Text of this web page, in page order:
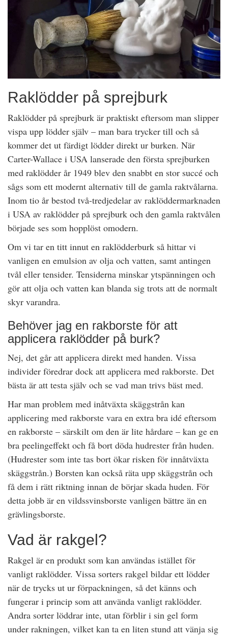
Raklödder på sprejburk
Raklödder på sprejburk är praktiskt eftersom man slipper
vispa upp lödder själv – man bara trycker till och så
kommer det ut färdigt lödder direkt ur burken. När
Carter-Wallace i USA lanserade den första sprejburken
med raklödder år 1949 blev den snabbt en stor succé och
sågs som ett modernt alternativ till de gamla raktvålarna.
Inom tio år bestod två-tredjedelar av raklöddermarknaden
i USA av raklödder på sprejburk och den gamla raktvålen
började ses som hopplöst omodern.
Om vi tar en titt innut en raklödderburk så hittar vi
vanligen en emulsion av olja och vatten, samt antingen
tvål eller tensider. Tensiderna minskar ytspänningen och
gör att olja och vatten kan blanda sig trots att de normalt
skyr varandra.
Behöver jag en rakborste för att
applicera raklödder på burk?
Nej, det går att applicera direkt med handen. Vissa
individer föredrar dock att applicera med rakborste. Det
bästa är att testa själv och se vad man trivs bäst med.
Har man problem med inåtväxta skäggstrån kan
applicering med rakborste vara en extra bra idé eftersom
en rakborste – särskilt om den är lite hårdare – kan ge en
bra peelingeffekt och få bort döda hudrester från huden.
(Hudrester som inte tas bort ökar risken för innåtväxta
skäggstrån.) Borsten kan också räta upp skäggstrån och
få dem i rätt riktning innan de börjar skada huden. För
detta jobb är en vildssvinsborste vanligen bättre än en
grävlingsborste.
Vad är rakgel?
Rakgel är en produkt som kan användas istället för
vanligt raklödder. Vissa sorters rakgel bildar ett lödder
när de trycks ut ur förpackningen, så det känns och
fungerar i princip som att använda vanligt raklödder.
Andra sorter löddrar inte, utan förblir i sin gel form
under rakningen, vilket kan ta en liten stund att vänja sig